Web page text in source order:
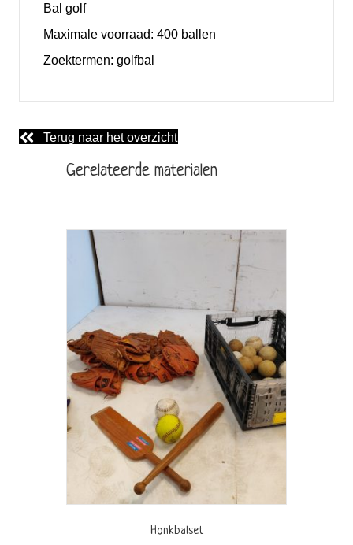
Bal golf
Maximale voorraad: 400 ballen
Zoektermen: golfbal
Terug naar het overzicht
Gerelateerde materialen
Honkbalset